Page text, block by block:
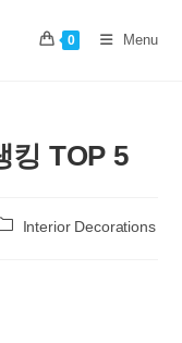
0 Menu
킹 TOP 5
Interior Decorations